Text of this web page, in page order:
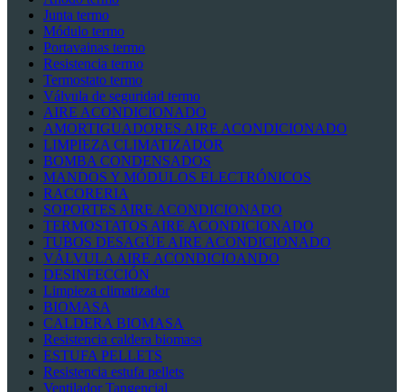
Junta termo
Módulo termo
Portavainas termo
Resistencia termo
Termostato termo
Válvula de seguridad termo
AIRE ACONDICIONADO
AMORTIGUADORES AIRE ACONDICIONADO
LIMPIEZA CLIMATIZADOR
BOMBA CONDENSADOS
MANDOS Y MÓDULOS ELECTRÓNICOS
RACORERIA
SOPORTES AIRE ACONDICIONADO
TERMOSTATOS AIRE ACONDICIONADO
TUBOS DESAGÜE AIRE ACONDICIONADO
VÁLVULA AIRE ACONDICIOANDO
DESINFECCIÓN
Limpieza climatizador
BIOMASA
CALDERA BIOMASA
Resistencia caldera biomasa
ESTUFA PELLETS
Resistencia estufa pellets
Ventilador Tangencial